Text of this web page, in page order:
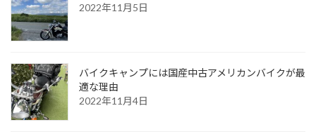
2022年11月5日
バイクキャンプには国産中古アメリカンバイクが最
適な理由
2022年11月4日